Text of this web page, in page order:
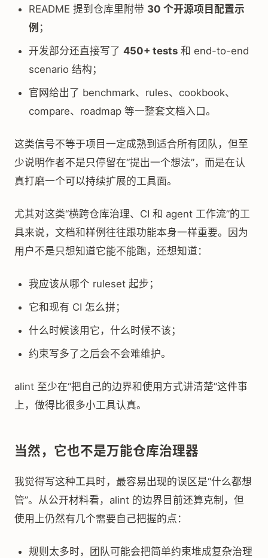
README 提到仓库里附带 30 个开源项目配置示
例 ；
开发部分还直接写了 450+ tests 和 end-to-end
scenario 结构；
官网给出了 benchmark、rules、cookbook、
compare、roadmap 等一整套文档入口。
这类信号不等于项目一定成熟到适合所有团队，但至
少说明作者不是只停留在“提出一个想法”，而是在认
真打磨一个可以持续扩展的工具面。
尤其对这类“横跨仓库治理、CI 和 agent 工作流”的工
具来说，文档和样例往往跟功能本身一样重要。因为
用户不是只想知道它能不能跑，还想知道：
我应该从哪个 ruleset 起步；
它和现有 CI 怎么拼；
什么时候该用它，什么时候不该；
约束写多了之后会不会难维护。
alint 至少在“把自己的边界和使用方式讲清楚”这件事
上，做得比很多小工具认真。
当然，它也不是万能仓库治理器
我觉得写这种工具时，最容易出现的误区是“什么都想
管”。从公开材料看，alint 的边界目前还算克制，但
使用上仍然有几个需要自己把握的点：
规则太多时，团队可能会把简单约束堆成复杂治理